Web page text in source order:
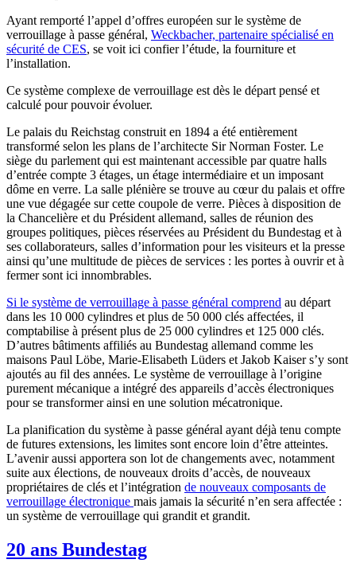
Ayant remporté l’appel d’offres européen sur le système de
verrouillage à passe général, Weckbacher, partenaire spécialisé en
sécurité de CES, se voit ici confier l’étude, la fourniture et
l’installation.
Ce système complexe de verrouillage est dès le départ pensé et
calculé pour pouvoir évoluer.
Le palais du Reichstag construit en 1894 a été entièrement
transformé selon les plans de l’architecte Sir Norman Foster. Le
siège du parlement qui est maintenant accessible par quatre halls
d’entrée compte 3 étages, un étage intermédiaire et un imposant
dôme en verre. La salle plénière se trouve au cœur du palais et offre
une vue dégagée sur cette coupole de verre. Pièces à disposition de
la Chancelière et du Président allemand, salles de réunion des
groupes politiques, pièces réservées au Président du Bundestag et à
ses collaborateurs, salles d’information pour les visiteurs et la presse
ainsi qu’une multitude de pièces de services : les portes à ouvrir et à
fermer sont ici innombrables.
Si le système de verrouillage à passe général comprend au départ
dans les 10 000 cylindres et plus de 50 000 clés affectées, il
comptabilise à présent plus de 25 000 cylindres et 125 000 clés.
D’autres bâtiments affiliés au Bundestag allemand comme les
maisons Paul Löbe, Marie-Elisabeth Lüders et Jakob Kaiser s’y sont
ajoutés au fil des années. Le système de verrouillage à l’origine
purement mécanique a intégré des appareils d’accès électroniques
pour se transformer ainsi en une solution mécatronique.
La planification du système à passe général ayant déjà tenu compte
de futures extensions, les limites sont encore loin d’être atteintes.
L’avenir aussi apportera son lot de changements avec, notamment
suite aux élections, de nouveaux droits d’accès, de nouveaux
propriétaires de clés et l’intégration de nouveaux composants de
verrouillage électronique mais jamais la sécurité n’en sera affectée :
un système de verrouillage qui grandit et grandit.
20 ans Bundestag